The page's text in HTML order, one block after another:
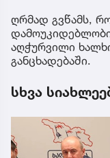
ღრმად გვწამს,
აღჭურვილი
განცხადებაში.
სხვა